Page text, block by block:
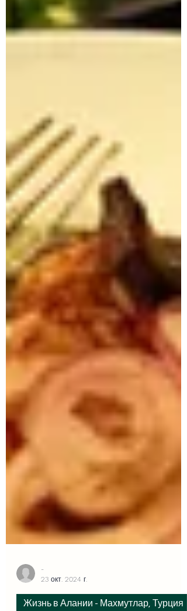
23 окт. 2024 г.